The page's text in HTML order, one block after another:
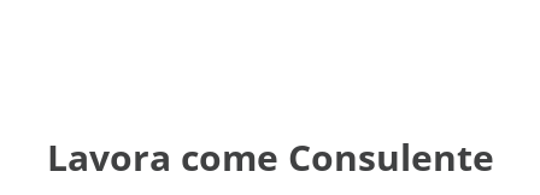
Lavora come Consulente